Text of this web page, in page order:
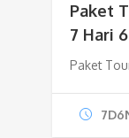
Paket
7 Hari
Paket